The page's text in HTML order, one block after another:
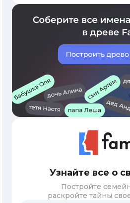
Узнайте все о
Постройте
раскройте тайны